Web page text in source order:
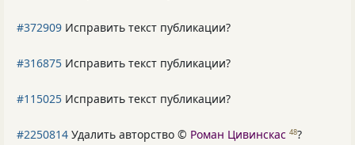
#372909 Исправить текст публикации?
#316875 Исправить текст публикации?
#115025 Исправить текст публикации?
#2250814 Удалить авторство © Роман Цивинскас 48?